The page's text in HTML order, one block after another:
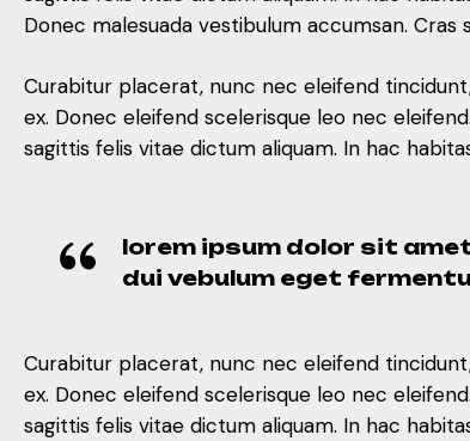
Donec malesuada vestibulum accumsan.
Curabitur placerat, nunc nec eleifend
ex. Donec eleifend scelerisque leo nec
sagittis felis vitae dictum aliquam. In hac
lorem ipsum dolor sit
dui vebulum eget
Curabitur placerat, nunc nec eleifend
ex. Donec eleifend scelerisque leo nec
sagittis felis vitae dictum aliquam. In hac